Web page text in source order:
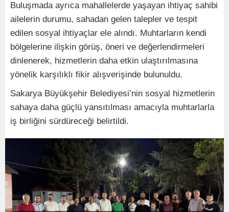
Buluşmada ayrıca mahallelerde yaşayan ihtiyaç sahibi
ailelerin durumu, sahadan gelen talepler ve tespit
edilen sosyal ihtiyaçlar ele alındı. Muhtarların kendi
bölgelerine ilişkin görüş, öneri ve değerlendirmeleri
dinlenerek, hizmetlerin daha etkin ulaştırılmasına
yönelik karşılıklı fikir alışverişinde bulunuldu.
Sakarya Büyükşehir Belediyesi’nin sosyal hizmetlerin
sahaya daha güçlü yansıtılması amacıyla muhtarlarla
iş birliğini sürdüreceği belirtildi.